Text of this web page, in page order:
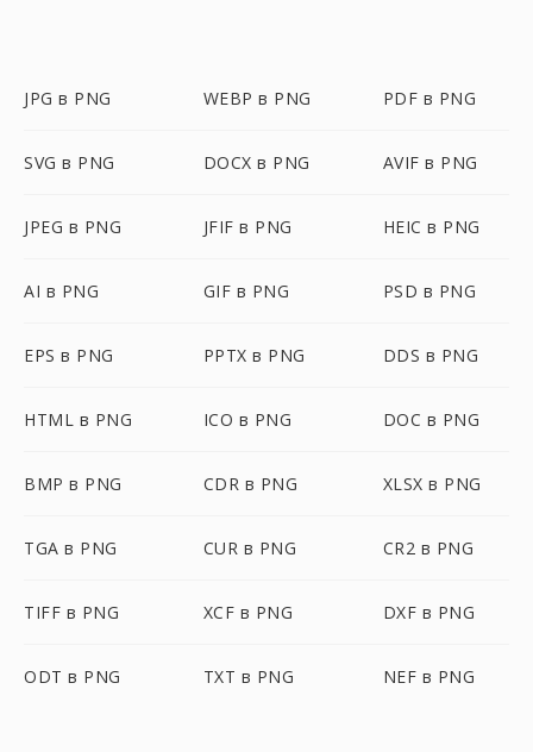
JPG в PNG WEBP в PNG PDF в PNG
SVG в PNG DOCX в PNG AVIF в PNG
JPEG в PNG JFIF в PNG HEIC в PNG
AI в PNG GIF в PNG PSD в PNG
EPS в PNG PPTX в PNG DDS в PNG
HTML в PNG ICO в PNG DOC в PNG
BMP в PNG CDR в PNG XLSX в PNG
TGA в PNG CUR в PNG CR2 в PNG
TIFF в PNG XCF в PNG DXF в PNG
ODT в PNG TXT в PNG NEF в PNG